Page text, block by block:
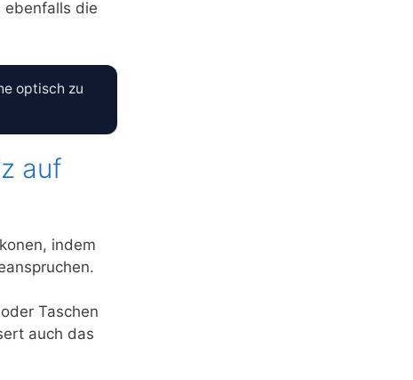
ebenfalls die
optisch zu
auf
indem
Taschen
auch das